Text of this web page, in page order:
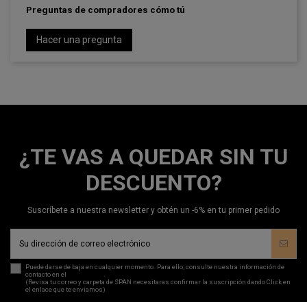
Preguntas de compradores cómo tú
Hacer una pregunta
¿TE VAS A QUEDAR SIN TU
DESCUENTO?
Suscríbete a nuestra newsletter y obtén un -6% en tu primer pedido
Puede darse de baja en cualquier momento. Para ello, consulte nuestra información de
contacto en el
.
(Revisa tu correo y carpeta de SPAN necesitaras confirmar la suscripción dando Click en
el enlace que te enviamos)